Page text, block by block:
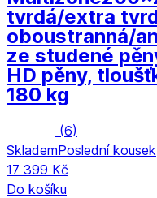
tvrdá/extra
oboustranná/
ze studené
HD pěny,
180 kg
(6)
SklademPoslední kousek
17 399 Kč
Do košíku